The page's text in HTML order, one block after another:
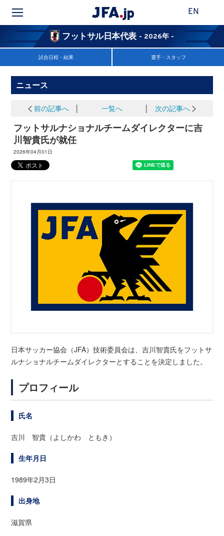
EN
フットサル日本代表 - 2026年 -
試合日程・結果 選手・スタッフ
ニュース
前の記事へ 一覧へ 次の記事へ
フットサルナショナルチームダイレクターに吉
川智貴氏が就任
2026年04月01日
日本サッカー協会（JFA）技術委員会は、吉川智貴氏をフットサ
ルナショナルチームダイレクターとすることを決定しました。
プロフィール
氏名
吉川 智貴（よしかわ ともき）
生年月日
1989年2月3日
出身地
滋賀県